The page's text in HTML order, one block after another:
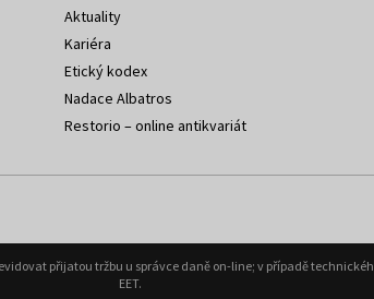
Aktuality
Kariéra
Etický kodex
Nadace Albatros
Restorio – online antikvariát
přijatou tržbu u správce daně on-line; v případě
EET.